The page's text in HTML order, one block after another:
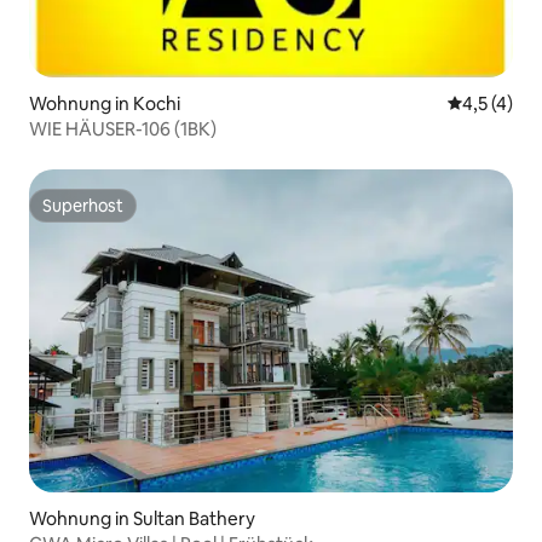
Wohnung in Kochi
4,5 (4)
WIE HÄUSER-106 (1BK)
Superhost
Superhost
Wohnung in Sultan Bathery